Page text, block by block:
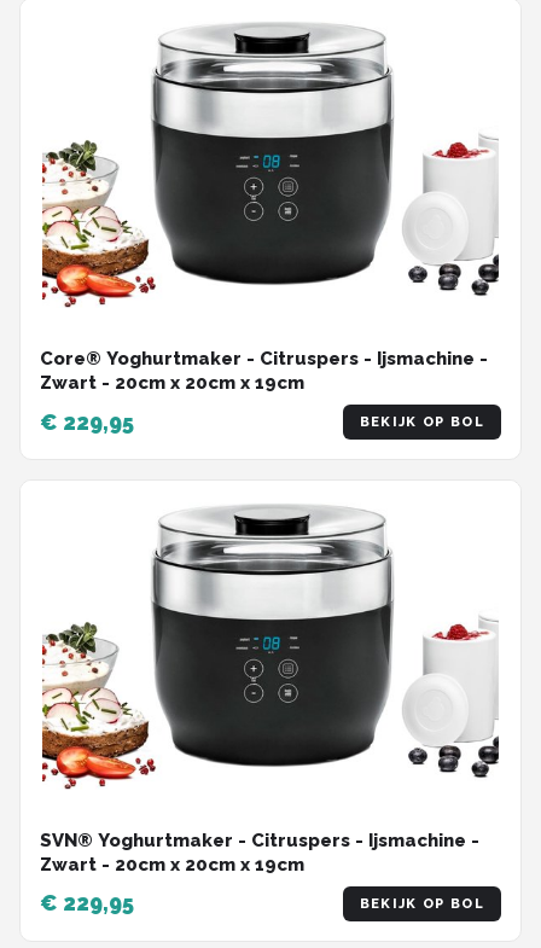
Core® Yoghurtmaker - Citruspers - Ijsmachine -
Zwart - ‎20cm x 20cm x 19cm
€ 229,95 BEKIJK OP BOL
SVN® Yoghurtmaker - Citruspers - Ijsmachine -
Zwart - ‎20cm x 20cm x 19cm
€ 229,95 BEKIJK OP BOL